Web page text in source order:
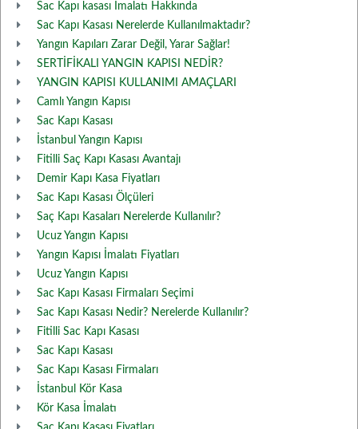
Sac Kapı kasası İmalatı Hakkında
Sac Kapı Kasası Nerelerde Kullanılmaktadır?
Yangın Kapıları Zarar Değil, Yarar Sağlar!
SERTİFİKALI YANGIN KAPISI NEDİR?
YANGIN KAPISI KULLANIMI AMAÇLARI
Camlı Yangın Kapısı
Sac Kapı Kasası
İstanbul Yangın Kapısı
Fitilli Saç Kapı Kasası Avantajı
Demir Kapı Kasa Fiyatları
Sac Kapı Kasası Ölçüleri
Saç Kapı Kasaları Nerelerde Kullanılır?
Ucuz Yangın Kapısı
Yangın Kapısı İmalatı Fiyatları
Ucuz Yangın Kapısı
Sac Kapı Kasası Firmaları Seçimi
Sac Kapı Kasası Nedir? Nerelerde Kullanılır?
Fitilli Sac Kapı Kasası
Sac Kapı Kasası
Sac Kapı Kasası Firmaları
İstanbul Kör Kasa
Kör Kasa İmalatı